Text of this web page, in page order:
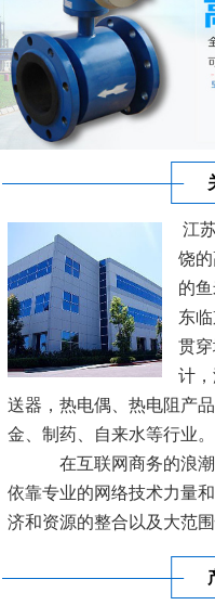
江
饶
的
东
贯
计
送器，热电偶、热电阻产
金、制药、自来水等行业。
在互联网商务的浪潮中
依靠专业的网络技术力量
济和资源的整合以及大范
了长期稳定的商业贸易伙